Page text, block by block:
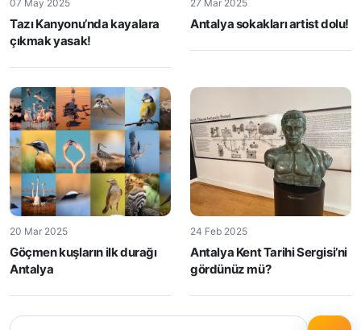
07 May 2025
Tazı Kanyonu’nda kayalara
çıkmak yasak!
27 Mar 2025
Antalya sokakları artist dolu!
20 Mar 2025
Göçmen kuşların ilk durağı
Antalya
24 Feb 2025
Antalya Kent Tarihi Sergisi’ni
gördünüz mü?